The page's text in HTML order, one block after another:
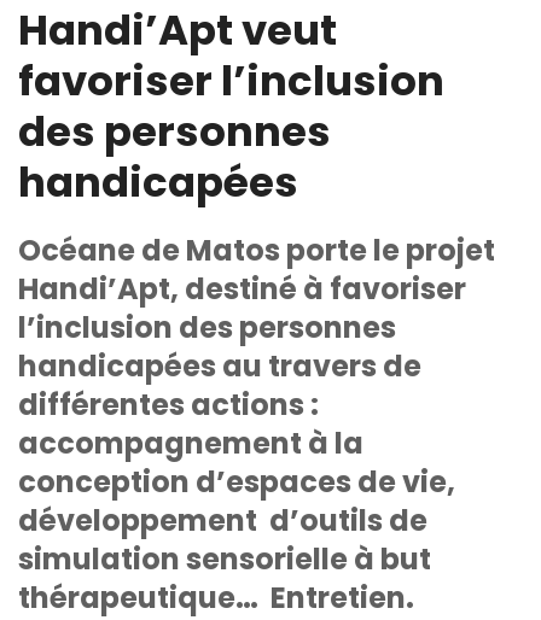
Handi’Apt veut
favoriser l’inclusion
des personnes
handicapées
Océane de Matos porte le projet
Handi’Apt, destiné à favoriser
l’inclusion des personnes
handicapées au travers de
différentes actions :
accompagnement à la
conception d’espaces de vie,
développement d’outils de
simulation sensorielle à but
thérapeutique… Entretien.